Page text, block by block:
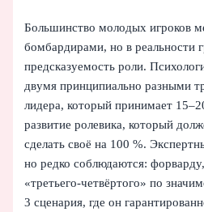
Большинство молодых игроков
бомбардирами, но в реальности
предсказуемость роли.
двумя принципиально разными
лидера, который принимает
развитие ролевика, который
сделать своё на 100 %.
но редко соблюдаются:
«третьего-четвёртого» по
3 сценария, где он